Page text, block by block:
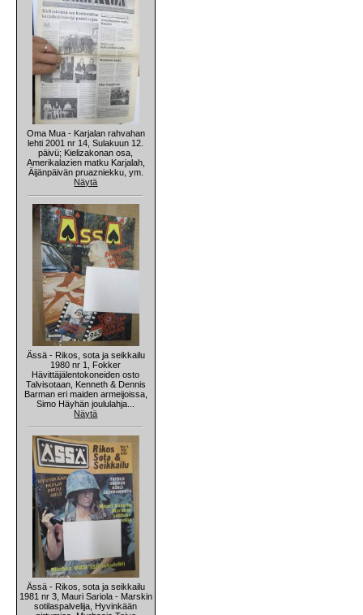
Oma Mua - Karjalan rahvahan
lehti 2001 nr 14, Sulakuun 12.
päivü; Kielizakonan osa,
Amerikalazien matku Karjalah,
Äijänpäivän pruazniekku, ym.
Näytä
Ässä - Rikos, sota ja seikkailu
1980 nr 1, Fokker
Hävittäjälentokoneiden osto
Talvisotaan, Kenneth & Dennis
Barman eri maiden armeijoissa,
Simo Häyhän joululahja...
Näytä
Ässä - Rikos, sota ja seikkailu
1981 nr 3, Mauri Sariola - Marskin
sotilaspalvelija, Hyvinkään